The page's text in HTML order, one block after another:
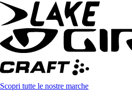
Scopri tutte le nostre marche